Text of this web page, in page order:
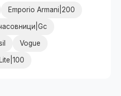
Emporio Armani|200
Vogue